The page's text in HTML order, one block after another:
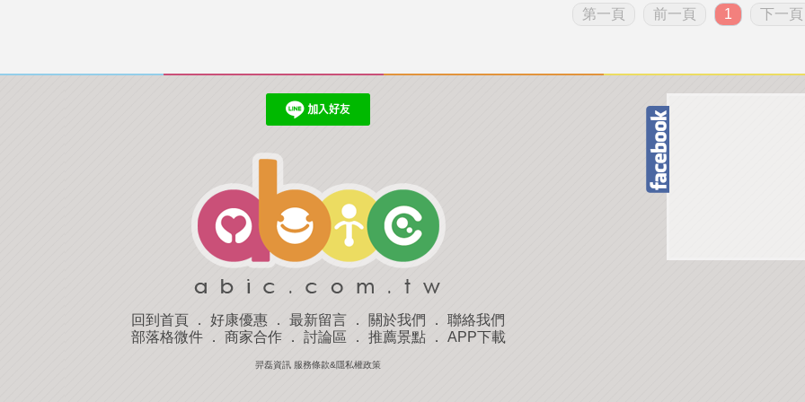
第一頁 前一頁 1 下一頁
回到首頁 ． 好康優惠 ． 最新留言 ． 關於我們 ． 聯絡我們
部落格微件． 商家合作． 討論區 ． 推薦景點． APP下載
羿磊資訊 服務條款&隱私權政策